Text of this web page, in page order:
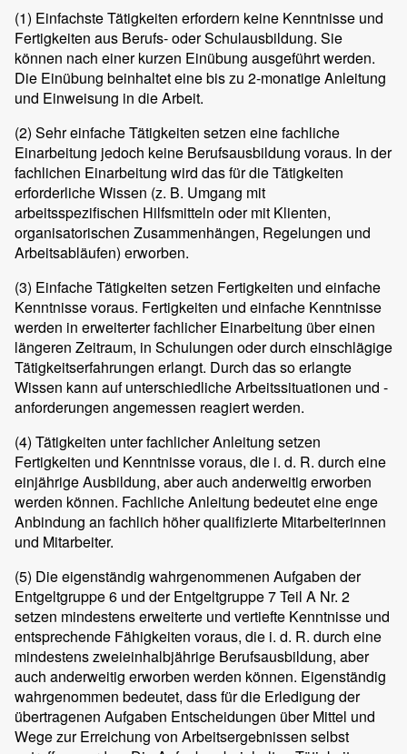
(1) Einfachste Tätigkeiten erfordern keine Kenntnisse und
Fertigkeiten aus Berufs- oder Schulausbildung. Sie
können nach einer kurzen Einübung ausgeführt werden.
Die Einübung beinhaltet eine bis zu 2-monatige Anleitung
und Einweisung in die Arbeit.
(2) Sehr einfache Tätigkeiten setzen eine fachliche
Einarbeitung jedoch keine Berufsausbildung voraus. In der
fachlichen Einarbeitung wird das für die Tätigkeiten
erforderliche Wissen (z. B. Umgang mit
arbeitsspezifischen Hilfsmitteln oder mit Klienten,
organisatorischen Zusammenhängen, Regelungen und
Arbeitsabläufen) erworben.
(3) Einfache Tätigkeiten setzen Fertigkeiten und einfache
Kenntnisse voraus. Fertigkeiten und einfache Kenntnisse
werden in erweiterter fachlicher Einarbeitung über einen
längeren Zeitraum, in Schulungen oder durch einschlägige
Tätigkeitserfahrungen erlangt. Durch das so erlangte
Wissen kann auf unterschiedliche Arbeitssituationen und -
anforderungen angemessen reagiert werden.
(4) Tätigkeiten unter fachlicher Anleitung setzen
Fertigkeiten und Kenntnisse voraus, die i. d. R. durch eine
einjährige Ausbildung, aber auch anderweitig erworben
werden können. Fachliche Anleitung bedeutet eine enge
Anbindung an fachlich höher qualifizierte Mitarbeiterinnen
und Mitarbeiter.
(5) Die eigenständig wahrgenommenen Aufgaben der
Entgeltgruppe 6 und der Entgeltgruppe 7 Teil A Nr. 2
setzen mindestens erweiterte und vertiefte Kenntnisse und
entsprechende Fähigkeiten voraus, die i. d. R. durch eine
mindestens zweieinhalbjährige Berufsausbildung, aber
auch anderweitig erworben werden können. Eigenständig
wahrgenommen bedeutet, dass für die Erledigung der
übertragenen Aufgaben Entscheidungen über Mittel und
Wege zur Erreichung von Arbeitsergebnissen selbst